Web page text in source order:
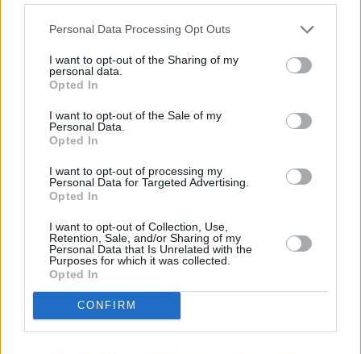
Personal Data Processing Opt Outs
I want to opt-out of the Sharing of my
personal data.
Opted In
I want to opt-out of the Sale of my
Personal Data.
Opted In
I want to opt-out of processing my
Personal Data for Targeted Advertising.
Opted In
I want to opt-out of Collection, Use,
Retention, Sale, and/or Sharing of my
Personal Data that Is Unrelated with the
Purposes for which it was collected.
Opted In
CONFIRM
Tietoa mahdollisuuksista saa toimijoiden verkkosivuilta, ja
harrastusmahdollisuuksista antaa Omis info
Rannat ja rantojen
harrastusmahdollisuudet
Splitin seudulla voi viettää takuuvarmasti rantalomaa
paremmin aktiiviselle rantalomalle kuin pelkälle löhöilylle.
Splitin tienoon rannat eivät voi
usein joko pieniä tai sitten pikkukivirantoja ilman
kookospähkinöiden myyjiä tai erilaisten härvelien
vuokrausmahdollisuutta.
Kroatian rantaloman valttikortti onkin se, että
rantojaon valtava määrä, ja niitä on sekä vilkkailla
paikoilla että todellisilla syrjäseuduilla. Kroatian rannikko